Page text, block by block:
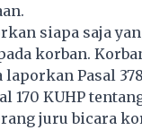
siapa saja
korban.
Pasal
170 KUHP
juru bicara